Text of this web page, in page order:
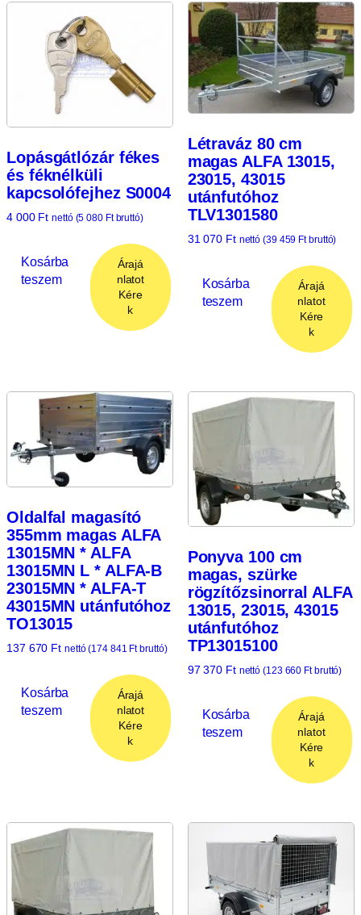
Lopásgátlózár fékes
és féknélküli
kapcsolófejhez S0004
4 000 Ft nettó (5 080 Ftbruttó)
Kosárba
teszem
Árajá
nlatot
Kére
k
Létraváz 80 cm
magas ALFA 13015,
23015, 43015
utánfutóhoz
TLV1301580
31 070 Ft nettó (39 459 Ftbruttó)
Kosárba
teszem
Árajá
nlatot
Kére
k
Oldalfal magasító
355mm magas ALFA
13015MN * ALFA
13015MN L * ALFA-B
23015MN * ALFA-T
43015MN utánfutóhoz
TO13015
137 670 Ft nettó (174 841 Ftbruttó)
Kosárba
teszem
Árajá
nlatot
Kére
k
Ponyva 100 cm
magas, szürke
rögzítőzsinorral ALFA
13015, 23015, 43015
utánfutóhoz
TP13015100
97 370 Ft nettó (123 660 Ftbruttó)
Kosárba
teszem
Árajá
nlatot
Kére
k